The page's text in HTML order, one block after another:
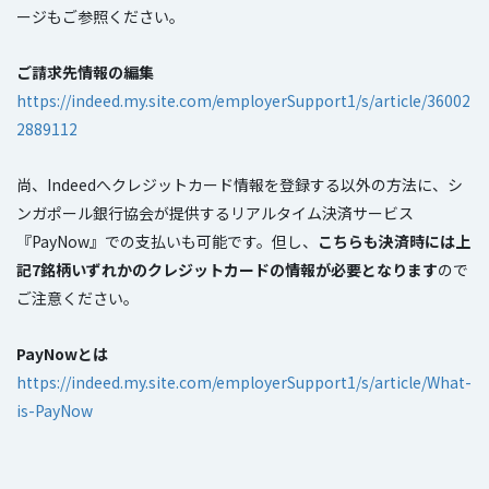
ージもご参照ください。
ご請求先情報の編集
https://indeed.my.site.com/employerSupport1/s/article/36002
2889112
尚、Indeedへクレジットカード情報を登録する以外の方法に、シ
ンガポール銀行協会が提供するリアルタイム決済サービス
『PayNow』での支払いも可能です。但し、 こちらも決済時には上
記7銘柄いずれかのクレジットカードの情報が必要となりますので
ご注意ください。
PayNowとは
https://indeed.my.site.com/employerSupport1/s/article/What-
is-PayNow